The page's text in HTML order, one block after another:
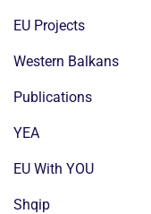
EU Projects
Western Balkans
Publications
YEA
EU With YOU
Shqip